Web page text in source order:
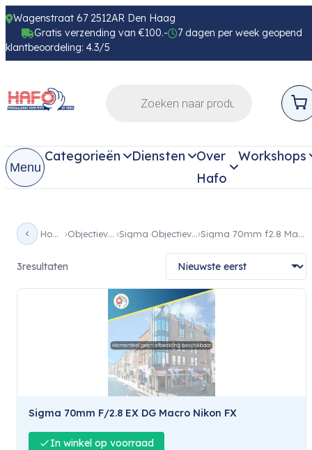
Wagenstraat 67 2512AR Den Haag
Gratis verzending van €100.-
7 dagen per week geopend
klantbeoordeling: 4.3/5
Menu
Categorieën Diensten
Over
Hafo
Workshops
Home Objectieven Sigma Objectieven Sigma 70mm f2.8 Macro
3resultaten
Sigma 70mm F/2.8 EX DG Macro Nikon FX
In winkel op voorraad